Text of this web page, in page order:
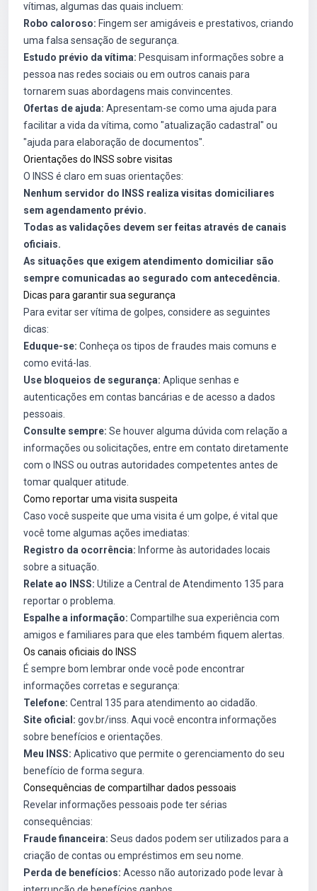
vítimas, algumas das quais incluem:
Robo caloroso: Fingem ser amigáveis e prestativos, criando
uma falsa sensação de segurança.
Estudo prévio da vítima: Pesquisam informações sobre a
pessoa nas redes sociais ou em outros canais para
tornarem suas abordagens mais convincentes.
Ofertas de ajuda: Apresentam-se como uma ajuda para
facilitar a vida da vítima, como "atualização cadastral" ou
"ajuda para elaboração de documentos".
Orientações do INSS sobre visitas
O INSS é claro em suas orientações:
Nenhum servidor do INSS realiza visitas domiciliares
sem agendamento prévio.
Todas as validações devem ser feitas através de canais
oficiais.
As situações que exigem atendimento domiciliar são
sempre comunicadas ao segurado com antecedência.
Dicas para garantir sua segurança
Para evitar ser vítima de golpes, considere as seguintes
dicas:
Eduque-se: Conheça os tipos de fraudes mais comuns e
como evitá-las.
Use bloqueios de segurança: Aplique senhas e
autenticações em contas bancárias e de acesso a dados
pessoais.
Consulte sempre: Se houver alguma dúvida com relação a
informações ou solicitações, entre em contato diretamente
com o INSS ou outras autoridades competentes antes de
tomar qualquer atitude.
Como reportar uma visita suspeita
Caso você suspeite que uma visita é um golpe, é vital que
você tome algumas ações imediatas:
Registro da ocorrência: Informe às autoridades locais
sobre a situação.
Relate ao INSS: Utilize a Central de Atendimento 135 para
reportar o problema.
Espalhe a informação: Compartilhe sua experiência com
amigos e familiares para que eles também fiquem alertas.
Os canais oficiais do INSS
É sempre bom lembrar onde você pode encontrar
informações corretas e segurança:
Telefone: Central 135 para atendimento ao cidadão.
Site oficial: gov.br/inss . Aqui você encontra informações
sobre benefícios e orientações.
Meu INSS: Aplicativo que permite o gerenciamento do seu
benefício de forma segura.
Consequências de compartilhar dados pessoais
Revelar informações pessoais pode ter sérias
consequências:
Fraude financeira: Seus dados podem ser utilizados para a
criação de contas ou empréstimos em seu nome.
Perda de benefícios: Acesso não autorizado pode levar à